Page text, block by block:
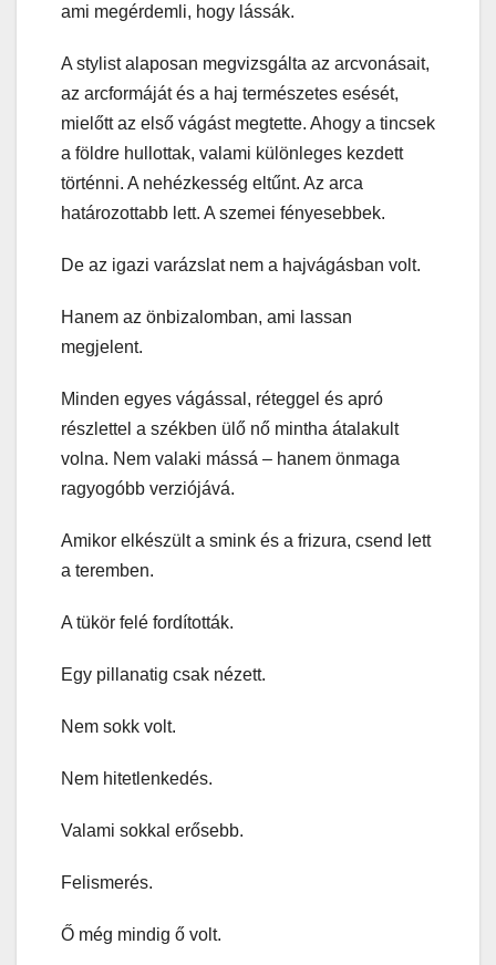
ami megérdemli, hogy lássák.
A stylist alaposan megvizsgálta az arcvonásait,
az arcformáját és a haj természetes esését,
mielőtt az első vágást megtette. Ahogy a tincsek
a földre hullottak, valami különleges kezdett
történni. A nehézkesség eltűnt. Az arca
határozottabb lett. A szemei fényesebbek.
De az igazi varázslat nem a hajvágásban volt.
Hanem az önbizalomban, ami lassan
megjelent.
Minden egyes vágással, réteggel és apró
részlettel a székben ülő nő mintha átalakult
volna. Nem valaki mássá – hanem önmaga
ragyogóbb verziójává.
Amikor elkészült a smink és a frizura, csend lett
a teremben.
A tükör felé fordították.
Egy pillanatig csak nézett.
Nem sokk volt.
Nem hitetlenkedés.
Valami sokkal erősebb.
Felismerés.
Ő még mindig ő volt.